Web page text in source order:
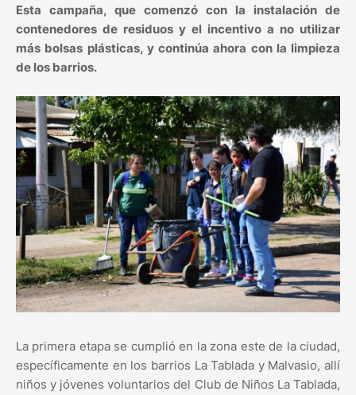
Esta campaña, que comenzó con la instalación de
contenedores de residuos y el incentivo a no utilizar
más bolsas plásticas, y continúa ahora con la limpieza
de los barrios.
La primera etapa se cumplió en la zona este de la ciudad,
específicamente en los barrios La Tablada y Malvasio, allí
niños y jóvenes voluntarios del Club de Niños La Tablada,